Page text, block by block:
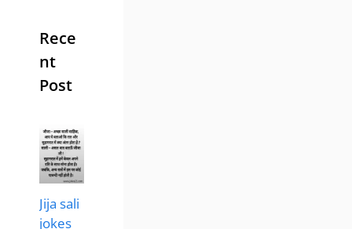
Rece
nt
Post
Jija sali
jokes